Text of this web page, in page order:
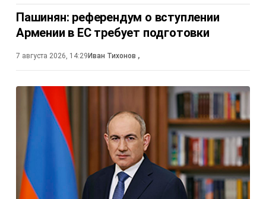
Пашинян: референдум о вступлении
Армении в ЕС требует подготовки
7 августа 2026, 14:29Иван Тихонов ,